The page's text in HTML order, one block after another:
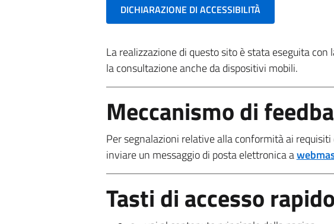
DICHIARAZIONE DI ACCESSIBILITÀ
La realizzazione di questo sito è stata eseguita
la consultazione anche da dispositivi mobili.
Meccanismo di
Per segnalazioni relative alla conformità ai
inviare un messaggio di posta elettronica a
Tasti di accesso rapido